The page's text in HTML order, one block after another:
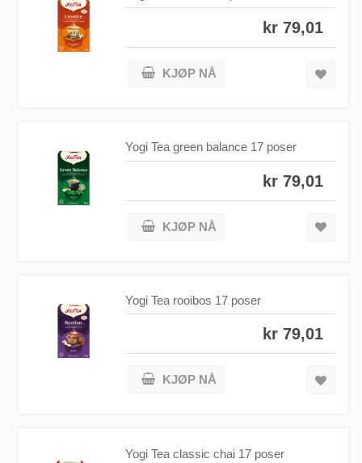
kr 79,01
KJØP NÅ
Yogi Tea green balance 17 poser
kr 79,01
KJØP NÅ
Yogi Tea rooibos 17 poser
kr 79,01
KJØP NÅ
Yogi Tea classic chai 17 poser